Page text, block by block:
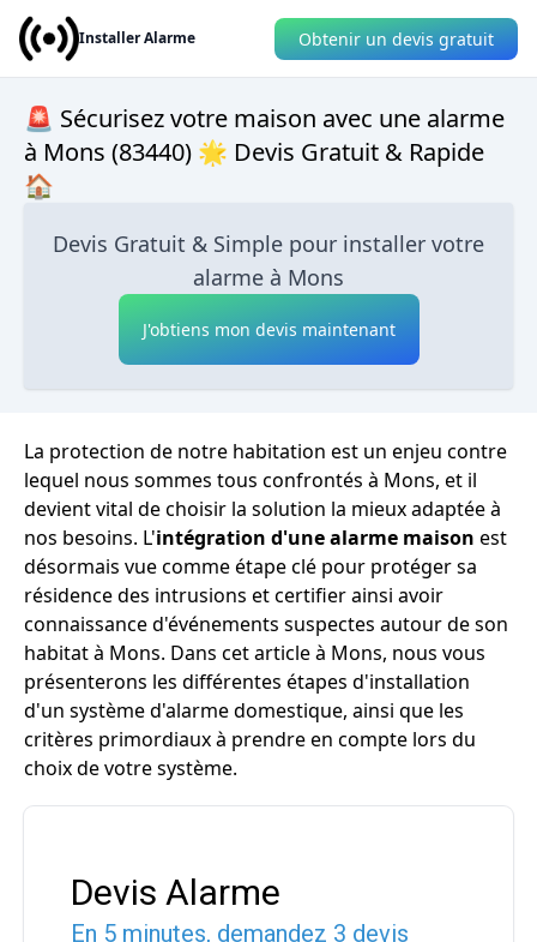
Installer Alarme Obtenir un devis gratuit
🚨 Sécurisez votre maison avec une alarme
à Mons (83440) 🌟 Devis Gratuit & Rapide
🏠
Devis Gratuit & Simple pour installer votre
alarme à Mons
J'obtiens mon devis maintenant
La protection de notre habitation est un enjeu contre
lequel nous sommes tous confrontés à Mons, et il
devient vital de choisir la solution la mieux adaptée à
nos besoins. L'intégration d'une alarme maison est
désormais vue comme étape clé pour protéger sa
résidence des intrusions et certifier ainsi avoir
connaissance d'événements suspectes autour de son
habitat à Mons. Dans cet article à Mons, nous vous
présenterons les différentes étapes d'installation
d'un système d'alarme domestique, ainsi que les
critères primordiaux à prendre en compte lors du
choix de votre système.
Devis Alarme
En 5 minutes, demandez 3 devis